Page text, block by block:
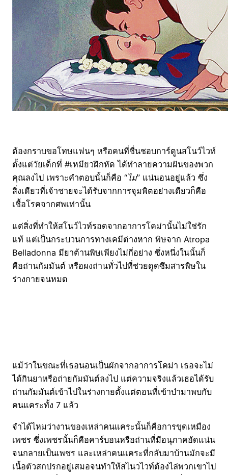
ต้องกราบขอโทษแฟนๆ หรือคนที่ชื่นชอบการ์ตูนสโนว์ไวท์
ตั้งแต่วัยเด็กที่ #เหมียวฝึกหัด ได้ทำลายความฝันของพวก
คุณลงไป เพราะคำตอบนั้นก็คือ “ไม่” แน่นอนอยู่แล้ว ซึ่ง
สิ่งเดียวที่เจ้าชายจะได้รับจากการจุมพิตอย่างเดียวก็คือ
เชื้อโรคจากศพเท่านั้น
แต่สิ่งที่ทำให้สโนว์ไวท์รอดจากอาการโคม่านั้นไม่ใช่รัก
แท้ แต่เป็นกระบวนการทางเคมีต่างหาก พิษจาก Atropa
Belladonna มียาต้านพิษเพียงไม่กี่อย่าง ซึ่งหนึ่งในนั้นก็
คือถ่านกัมมันต์ หรือผงถ่านทั่วไปที่ช่วยดูดซึมสารพิษใน
ร่างกายจนหมด
แม้ว่าในขณะที่เธอนอนเป็นผักจากอาการโคม่า เธอจะไม่
ได้กินยาหรือถ่ายกัมมันต์ลงไป แต่ความจริงแล้วเธอได้รับ
ถ่านกัมมันต์เข้าไปในร่างกายตั้งแต่ตอนที่เข้าป่ามาพบกับ
คนแคระทั้ง 7 แล้ว
จำได้ไหมว่างานของเหล่าคนแคระนั้นก็คือการขุดเหมือง
เพชร ซึ่งเพชรนั้นก็คือคาร์บอนหรือถ่านที่มีอนุภาคอัดแน่น
จนกลายเป็นเพชร และเหล่าคนแคระที่กลับมาบ้านมักจะมี
เนื้อตัวสกปรกอยู่เสมอจนทำให้สไนวไวท์ต้องไล่พวกเขาไป